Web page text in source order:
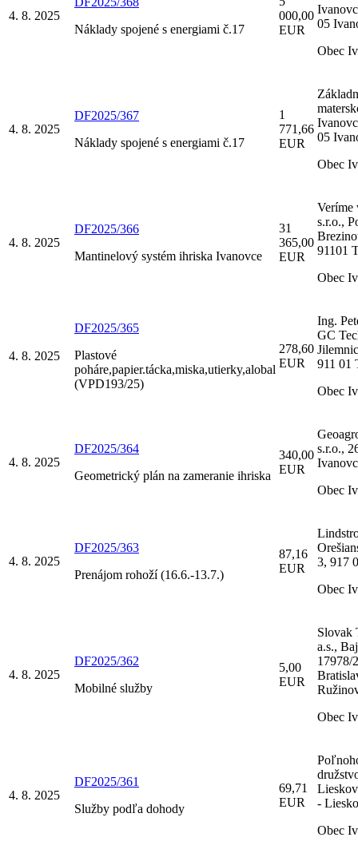
4. 8. 2025
Náklady spojené s energiami č.17
000,00
EUR
05
Obec
4. 8. 2025
DF2025/367
Náklady spojené s energiami č.17
1
771,66
EUR
05
Obec
4. 8. 2025
DF2025/366
Mantinelový systém ihriska Ivanovce
31
365,00
EUR
Veríme
s.r.o.,
91101
Obec
4. 8. 2025
DF2025/365
Plastové
poháre,papier.tácka,miska,utierky,alobal
(VPD193/25)
278,60
EUR
Ing.
GC
911 01
Obec
4. 8. 2025
DF2025/364
Geometrický plán na zameranie ihriska
340,00
EUR
s.r.o.,
Obec
4. 8. 2025
DF2025/363
Prenájom rohoží (16.6.-13.7.)
87,16
EUR
3, 917
Obec
4. 8. 2025
DF2025/362
Mobilné služby
5,00
EUR
Slovak
a.s.,
17978/
Obec
4. 8. 2025
DF2025/361
Služby podľa dohody
69,71
EUR
-
Obec